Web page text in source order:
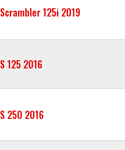
Scrambler 125i 2019
S 125 2016
S 250 2016